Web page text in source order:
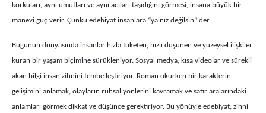
korkuları, aynı umutları ve aynı acıları taşıdığını görmesi, insana büyük bir
manevi güç verir. Çünkü edebiyat insanlara “yalnız değilsin” der.
Bugünün dünyasında insanlar hızla tüketen, hızlı düşünen ve yüzeysel ilişkiler
kuran bir yaşam biçimine sürükleniyor. Sosyal medya, kısa videolar ve sürekli
akan bilgi insan zihnini tembelleştiriyor. Roman okurken bir karakterin
gelişimini anlamak, olayların ruhsal yönlerini kavramak ve satır aralarındaki
anlamları görmek dikkat ve düşünce gerektiriyor. Bu yönüyle edebiyat; zihni